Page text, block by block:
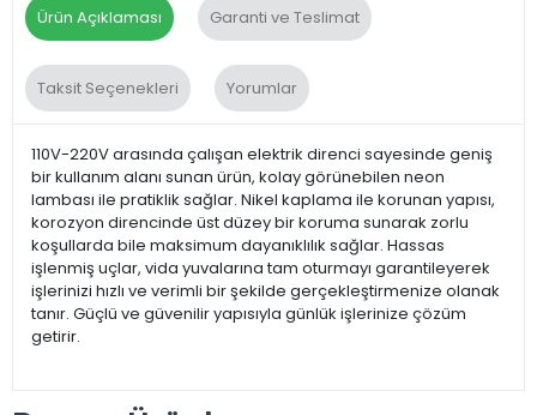
Ürün Açıklaması Garanti ve Teslimat
Taksit Seçenekleri Yorumlar
110V-220V arasında çalışan elektrik direnci sayesinde geniş
bir kullanım alanı sunan ürün, kolay görünebilen neon
lambası ile pratiklik sağlar. Nikel kaplama ile korunan yapısı,
korozyon direncinde üst düzey bir koruma sunarak zorlu
koşullarda bile maksimum dayanıklılık sağlar. Hassas
işlenmiş uçlar, vida yuvalarına tam oturmayı garantileyerek
işlerinizi hızlı ve verimli bir şekilde gerçekleştirmenize olanak
tanır. Güçlü ve güvenilir yapısıyla günlük işlerinize çözüm
getirir.